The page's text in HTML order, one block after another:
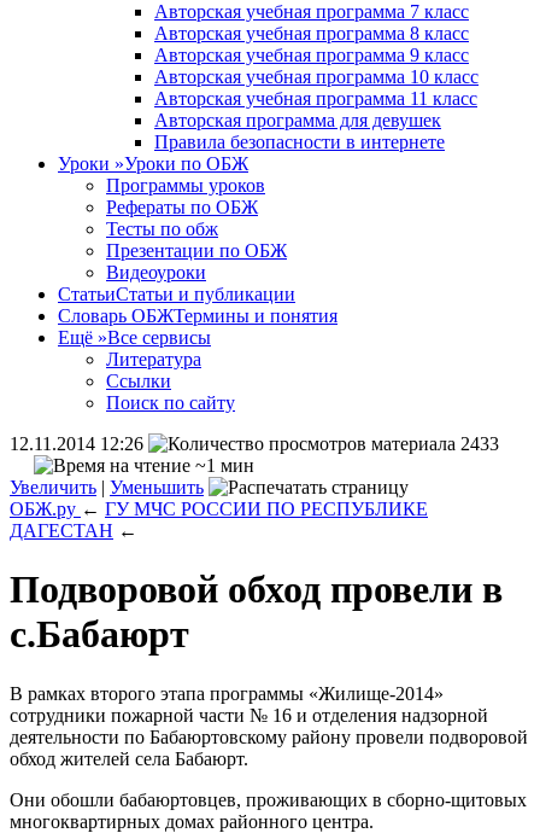
Авторская учебная программа 7 класс
Авторская учебная программа 8 класс
Авторская учебная программа 9 класс
Авторская учебная программа 10 класс
Авторская учебная программа 11 класс
Авторская программа для девушек
Правила безопасности в интернете
Уроки »Уроки по ОБЖ
Программы уроков
Рефераты по ОБЖ
Тесты по обж
Презентации по ОБЖ
Видеоуроки
СтатьиСтатьи и публикации
Словарь ОБЖТермины и понятия
Ещё »Все сервисы
Литература
Ссылки
Поиск по сайту
12.11.2014 12:26
2433
~1 мин
Увеличить | Уменьшить
ОБЖ.ру ← ГУ МЧС РОССИИ ПО РЕСПУБЛИКЕ
ДАГЕСТАН ←
Подворовой обход провели в
с.Бабаюрт
В рамках второго этапа программы «Жилище-2014»
сотрудники пожарной части № 16 и отделения надзорной
деятельности по Бабаюртовскому району провели подворовой
обход жителей села Бабаюрт.
Они обошли бабаюртовцев, проживающих в сборно-щитовых
многоквартирных домах районного центра.